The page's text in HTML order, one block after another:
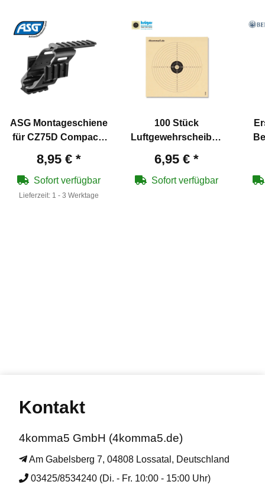
ASG Montageschiene
für CZ75D Compact /
8,95 € *
Sofort verfügbar
Lieferzeit: 1 - 3 Werktage
100 Stück
Luftgewehrscheiben
6,95 € *
Sofort verfügbar
Kontakt
4komma5 GmbH (4komma5.de)
Am Gabelsberg 7, 04808 Lossatal, Deutschland
03425/8534240 (Di. - Fr. 10:00 - 15:00 Uhr)